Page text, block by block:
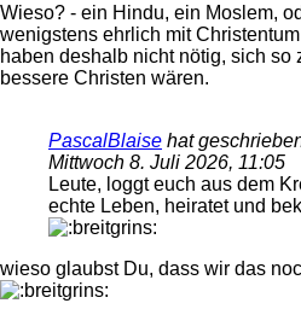
Wieso? - ein Hindu, ein Moslem,
wenigstens ehrlich mit
haben deshalb nicht nötig, sich so
bessere Christen wären.
PascalBlaise hat
Mittwoch 8. Juli 2026, 11:05
Leute, loggt euch aus dem
echte Leben, heiratet und
wieso glaubst Du, dass wir das